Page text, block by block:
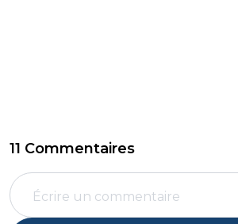
11 Commentaires